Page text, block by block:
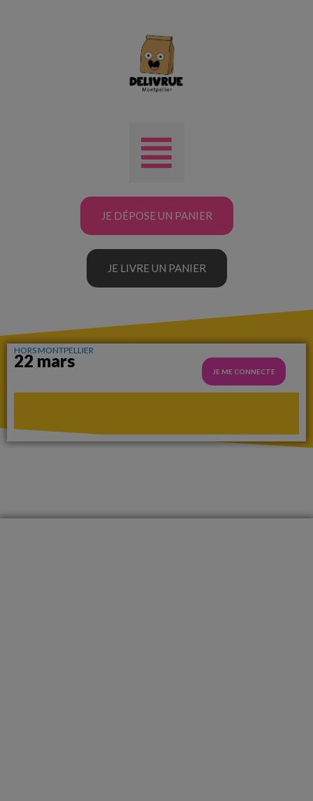
JE DÉPOSE UN PANIER
JE LIVRE UN PANIER
HORS MONTPELLIER
22 mars
JE ME CONNECTE